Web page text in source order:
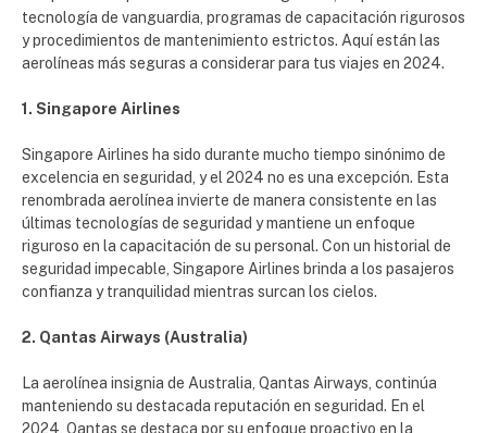
tecnología de vanguardia, programas de capacitación rigurosos
y procedimientos de mantenimiento estrictos. Aquí están las
aerolíneas más seguras a considerar para tus viajes en 2024.
1. Singapore Airlines
Singapore Airlines ha sido durante mucho tiempo sinónimo de
excelencia en seguridad, y el 2024 no es una excepción. Esta
renombrada aerolínea invierte de manera consistente en las
últimas tecnologías de seguridad y mantiene un enfoque
riguroso en la capacitación de su personal. Con un historial de
seguridad impecable, Singapore Airlines brinda a los pasajeros
confianza y tranquilidad mientras surcan los cielos.
2. Qantas Airways (Australia)
La aerolínea insignia de Australia, Qantas Airways, continúa
manteniendo su destacada reputación en seguridad. En el
2024, Qantas se destaca por su enfoque proactivo en la